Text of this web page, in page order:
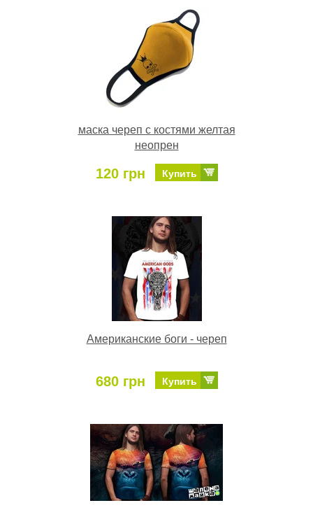
маска череп с костями желтая
неопрен
120 грн Купить
Американские боги - череп
680 грн Купить